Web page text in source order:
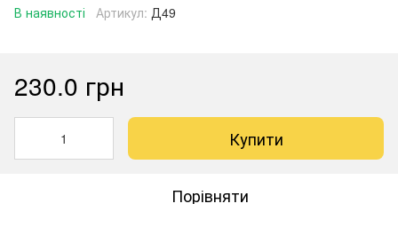
В наявності Артикул: Д49
230.0 грн
Купити
Порівняти